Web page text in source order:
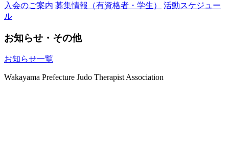
入会のご案内 募集情報（有資格者・学生）
活動スケジュー
ル
お知らせ・その他
お知らせ一覧
Wakayama Prefecture Judo Therapist Association